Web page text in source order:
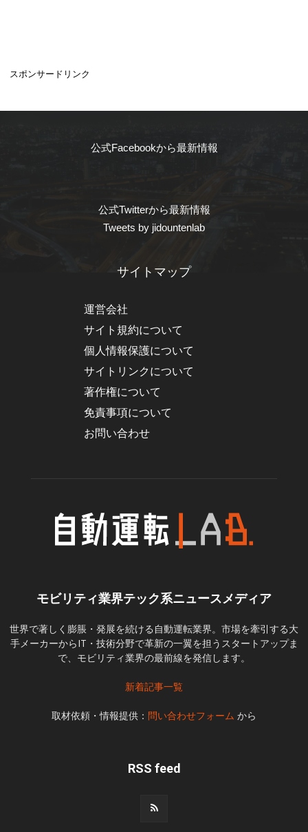
スポンサードリンク
公式Facebookから最新情報
公式Twitterから最新情報
Tweets by jidountenlab
サイトマップ
運営会社
サイト規約について
個人情報保護について
サイトリンクについて
著作権について
免責事項について
お問い合わせ
モビリティ業界テック系ニュースメディア
世界で著しく膨脹・発展を続ける自動運転業界。市場を牽引する大
手メーカーからIT・技術分野で革新の一翼を担うスタートアップま
で、モビリティ業界の最前線を発信します。
新着記事一覧
取材依頼・情報提供： 問い合わせフォーム から
RSS feed